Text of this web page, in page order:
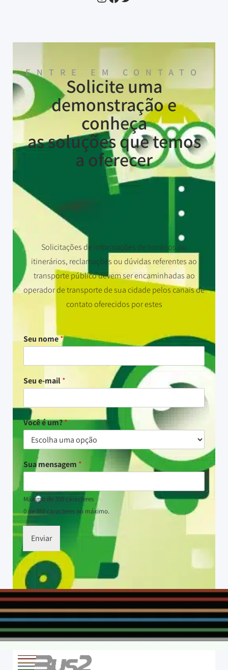
ENTRE EM CONTATO
Solicite uma
demonstração e
conheça
as soluções que temos
a oferecer
Solicitações de informações de horários ou
itinerários, reclamações ou dúvidas referentes ao
transporte público devem ser encaminhadas ao
operador de transporte de sua cidade pelos canais de
contato oferecidos por estes
Seu nome*
Seu e-mail*
Você é um?*
Sua mensagem *
Máximo de 350 caracteres
0 de 350 caracteres no máximo.
Enviar